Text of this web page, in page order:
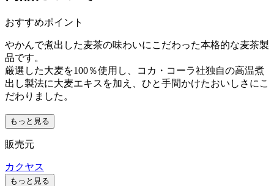
おすすめポイント
やかんで煮出した麦茶の味わいにこだわった本格的な麦茶製
品です。
厳選した大麦を100％使用し、コカ・コーラ社独自の高温煮
出し製法に大麦エキスを加え、ひと手間かけたおいしさにこ
だわりました。
もっと見る
販売元
カクヤス
もっと見る